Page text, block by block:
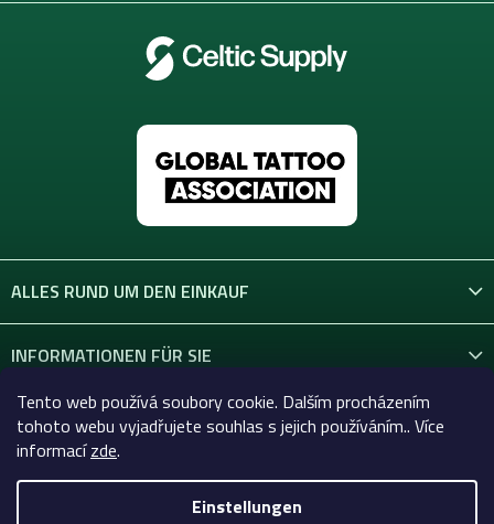
Tento web používá soubory cookie. Dalším procházením
tohoto webu vyjadřujete souhlas s jejich používáním.. Více
informacízde.
Einstellungen
ALLES RUND UM DEN EINKAUF
INFORMATIONEN FÜR SIE
KONTAKT